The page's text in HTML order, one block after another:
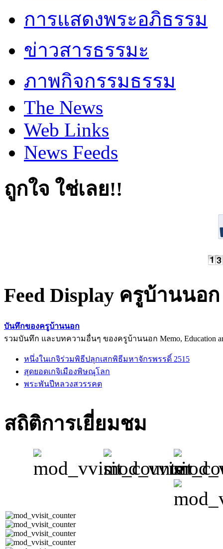
การแสดงพระอภิธรรม
ข่าวสารธรรมะ
ภาพกิจกรรมธรรม
The News
Web Links
News Feeds
ถูกใจ ใช่เลย!!
Feed Display ครูบ้านนอก
บันทึกของครูบ้านนอก
รวมบันทึก และบทความอื่นๆ ของครูบ้านนอก Memo, Education
หนึ่งในเกจิร่วมพิธีปลุกเสกพิธีมหาจักรพรรดิ์ 2515
สุดยอดเกจิเมืองพิษณุโลก
พระพันปีหลวงสวรรคต
สถิติการเยี่ยมชม